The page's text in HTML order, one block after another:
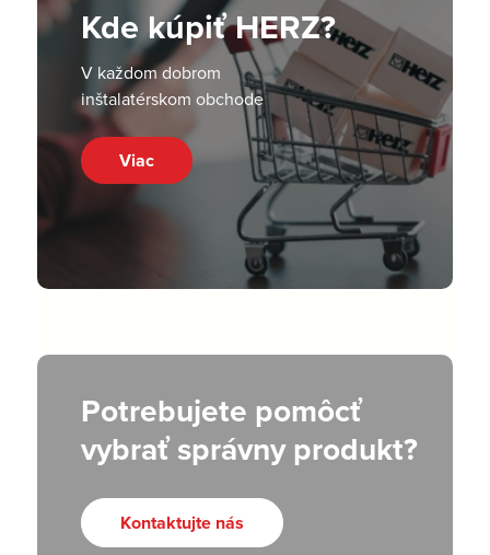
Kde kúpiť HERZ?
V každom dobrom
inštalatérskom obchode
Viac
Potrebujete pomôcť
vybrať správny produkt?
Kontaktujte nás